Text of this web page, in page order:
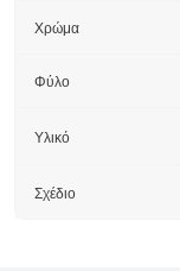
Χρώμα
Φύλο
Υλικό
Σχέδιο